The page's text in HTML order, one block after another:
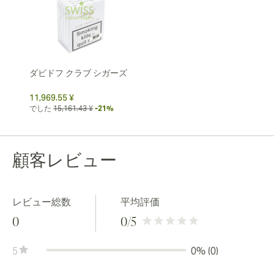
ダビドフ クラブ シガーズ
11,969.55 ¥
でした 15,161.43 ¥ -21%
顧客レビュー
レビュー総数
0
平均評価
0/5
5
0% (0)